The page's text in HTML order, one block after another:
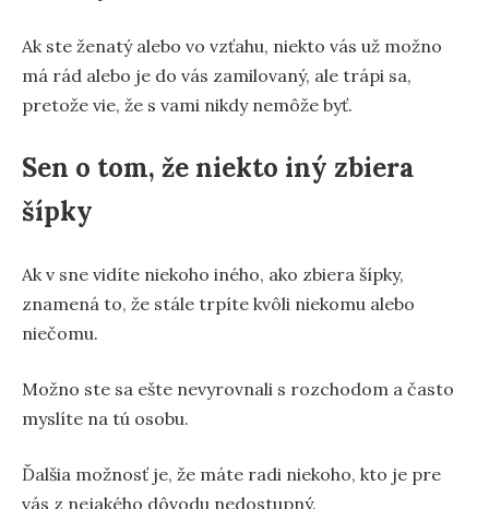
Ak ste ženatý alebo vo vzťahu, niekto vás už možno
má rád alebo je do vás zamilovaný, ale trápi sa,
pretože vie, že s vami nikdy nemôže byť.
Sen o tom, že niekto iný zbiera
šípky
Ak v sne vidíte niekoho iného, ako zbiera šípky,
znamená to, že stále trpíte kvôli niekomu alebo
niečomu.
Možno ste sa ešte nevyrovnali s rozchodom a často
myslíte na tú osobu.
Ďalšia možnosť je, že máte radi niekoho, kto je pre
vás z nejakého dôvodu nedostupný.